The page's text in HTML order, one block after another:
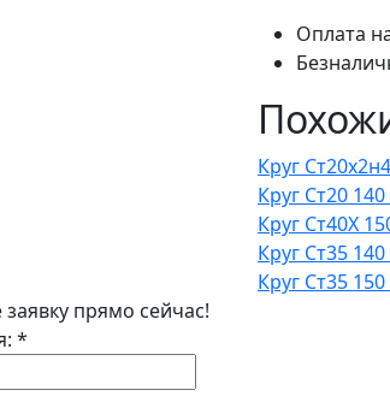
Оплата
Круг
Круг Ст20
Круг Ст40Х
Круг Ст35
Круг Ст35
заявку прямо сейчас!
*